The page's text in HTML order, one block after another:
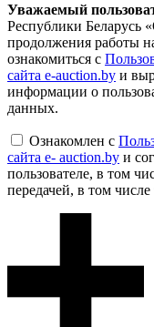
Уважаемый
Республики Беларусь
продолжения работы
ознакомиться с
сайта e-auction.by и
информации о
данных.
Ознакомлен с
сайта e- auction.by и
пользователе, в том
передачей, в том